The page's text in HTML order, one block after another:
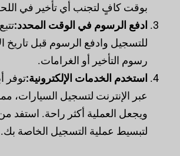
بوقت كافٍ لتجنب أي تأخير في
ادفع الرسوم في الوقت المحدد:
للتسجيل وادفع الرسوم قبل تاريخ
رسوم التأخير أو الغرامات.
استخدم الخدمات الإلكترونية:توفر
عبر الإنترنت لتسجيل السيارات،
ويجعل العملية أكثر راحة. استفد
لتبسيط عملية التسجيل الخاصة بك.